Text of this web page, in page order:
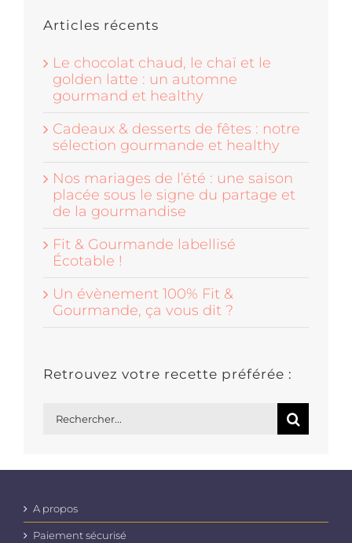
Articles récents
Le chocolat chaud, le chaï et le
golden latte : un automne
gourmand et healthy
Cadeaux & desserts de fêtes : notre
sélection gourmande et healthy
Nos mariages de l’été : une saison
placée sous le signe du partage et
de la gourmandise
Fit & Gourmande labellisé
Écotable !
Un évènement 100% Fit &
Gourmande, ça vous dit ?
Retrouvez votre recette préférée :
A propos
Paiement sécurisé